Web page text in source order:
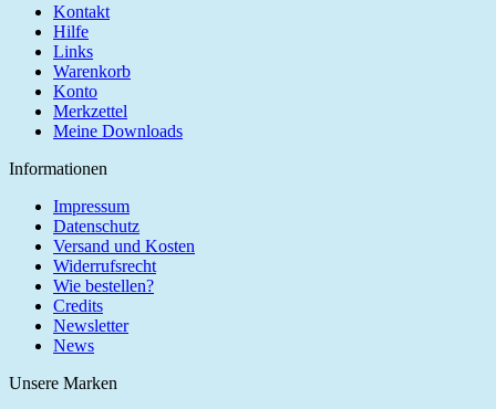
Kontakt
Hilfe
Links
Warenkorb
Konto
Merkzettel
Meine Downloads
Informationen
Impressum
Datenschutz
Versand und Kosten
Widerrufsrecht
Wie bestellen?
Credits
Newsletter
News
Unsere Marken